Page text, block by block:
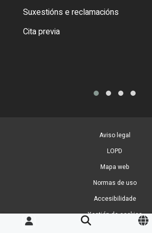
Suxestións e reclamacións
Cita previa
Aviso legal
LOPD
Mapa web
Normas de uso
Accesibilidade
Xestión de cookies